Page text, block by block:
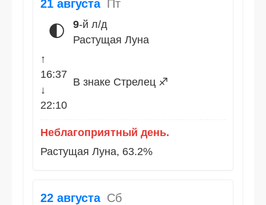
21 августа Пт
🌓 9-й л/д
Растущая Луна
↑
16:37
↓
22:10
В знаке Стрелец ♐
Неблагоприятный день.
Растущая Луна, 63.2%
22 августа Сб